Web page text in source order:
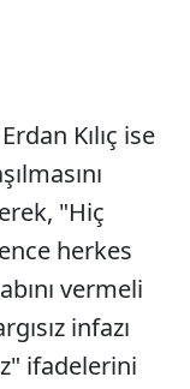
Kılıç ise
"Hiç
herkes
vermeli
infazı
ifadelerini